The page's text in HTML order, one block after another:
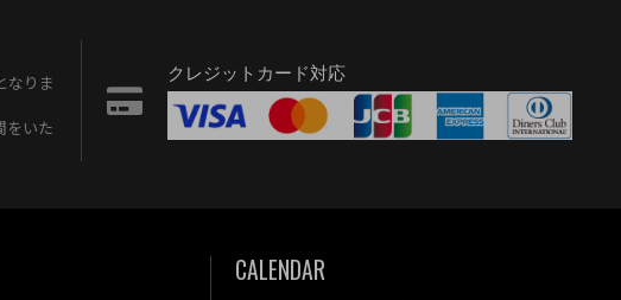
なりま
をいた
クレジットカード対応
CALENDAR